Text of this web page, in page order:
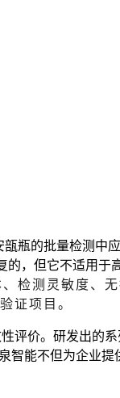
瓶的批量检测中
，但它不适用于
检测灵敏度、无
证项目。
评价。研发出的
智能不但为企业